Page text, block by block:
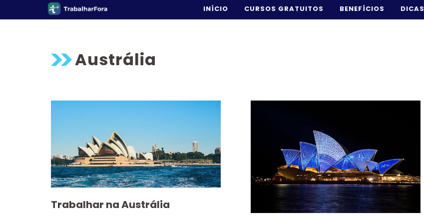
INÍCIO CURSOS GRATUITOS BENEFÍCIOS DICAS
Austrália
Trabalhar na Austrália